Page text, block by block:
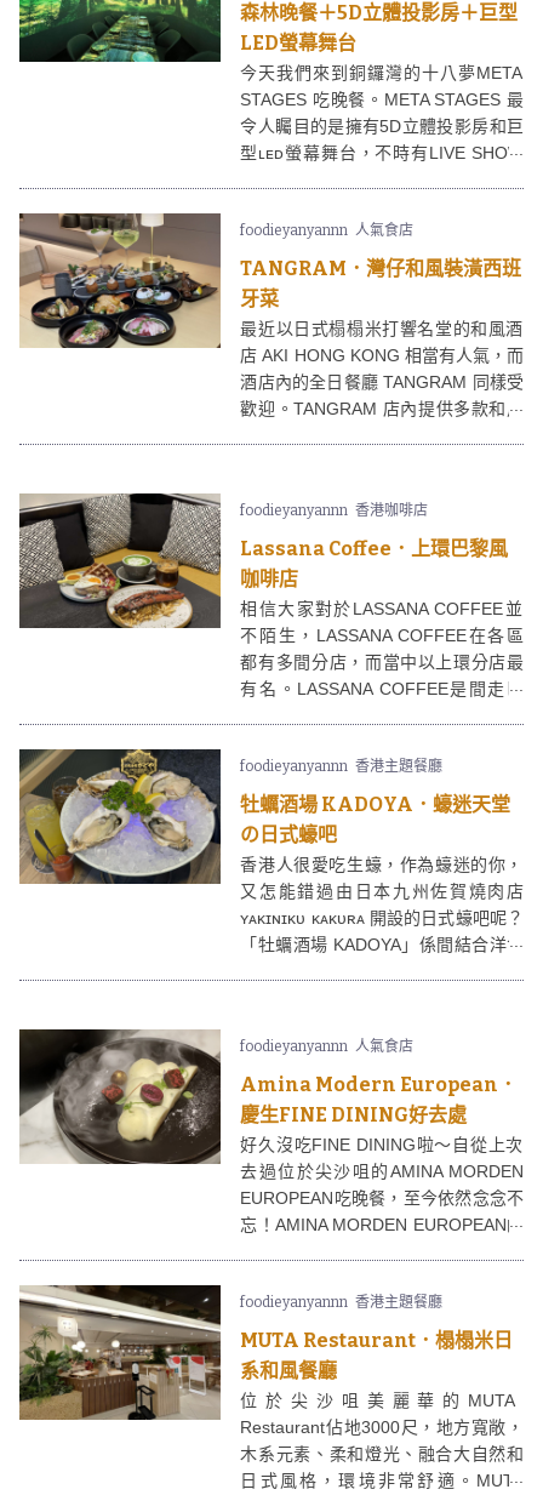
森林晚餐＋5D立體投影房＋巨型
LED螢幕舞台
今天我們來到銅鑼灣的十八夢META
STAGES 吃晚餐。META STAGES 最
令人矚目的是擁有5D立體投影房和巨
型ʟᴇᴅ螢幕舞台，不時有LIVE SHOW
foodieyanyannn 人氣食店
TANGRAM．灣仔和風裝潢西班
牙菜
最近以日式榻榻米打響名堂的和風酒
店 AKI HONG KONG 相當有人氣，而
酒店內的全日餐廳 TANGRAM 同樣受
歡迎。TANGRAM 店內提供多款和風
foodieyanyannn 香港咖啡店
Lassana Coffee．上環巴黎風
咖啡店
相信大家對於LASSANA COFFEE並
不陌生，LASSANA COFFEE在各區
都有多間分店，而當中以上環分店最
有名。LASSANA COFFEE是間走巴
照。本來以為LASSANA COFFEE熱
潮已過，但下午時份到訪依然有好多
客人呢～
foodieyanyannn 香港主題餐廳
牡蠣酒場 KADOYA．蠔迷天堂
の日式蠔吧
香港人很愛吃生蠔，作為蠔迷的你，
又怎能錯過由日本九州佐賀燒肉店
ʏᴀᴋɪɴɪᴋᴜ ᴋᴀᴋᴜʀᴀ 開設的日式蠔吧呢？
「牡蠣酒場 KADOYA」係間結合洋食
待「牡蠣酒場 KADOYA」今晚的料
理！
foodieyanyannn 人氣食店
Amina Modern European．
慶生FINE DINING好去處
好久沒吃FINE DINING啦～自從上次
去過位於尖沙咀的AMINA MORDEN
EUROPEAN吃晚餐，至今依然念念不
忘！AMINA MORDEN EUROPEAN的
AMINA MORDEN EUROPEAN由兩位
曾仼職酒店的資深大廚的出馬，食物
質素保證有驚喜呀。是次再訪，試了
廚師最新設計的6道菜菜單。
foodieyanyannn 香港主題餐廳
MUTA Restaurant．榻榻米日
系和風餐廳
位於尖沙咀美麗華的MUTA
Restaurant佔地3000尺，地方寬敞，
木系元素、柔和燈光、融合大自然和
日式風格，環境非常舒適。MUTA